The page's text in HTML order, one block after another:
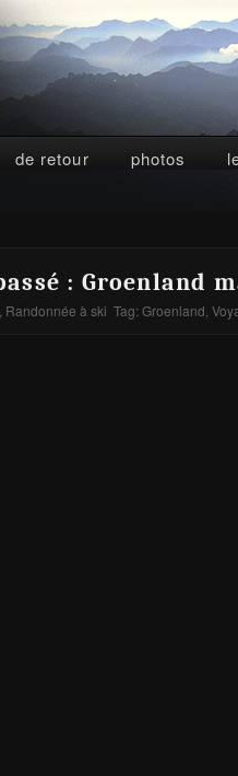
de retour photos
: Groenland
Randonnée à ski Tag: Groenland